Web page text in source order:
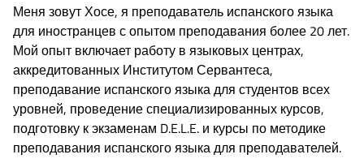
Меня зовут Хосе, я преподаватель испанского языка
для иностранцев с опытом преподавания более 20 лет.
Мой опыт включает работу в языковых центрах,
аккредитованных Институтом Сервантеса,
преподавание испанского языка для студентов всех
уровней, проведение специализированных курсов,
подготовку к экзаменам D.E.L.E. и курсы по методике
преподавания испанского языка для преподавателей.